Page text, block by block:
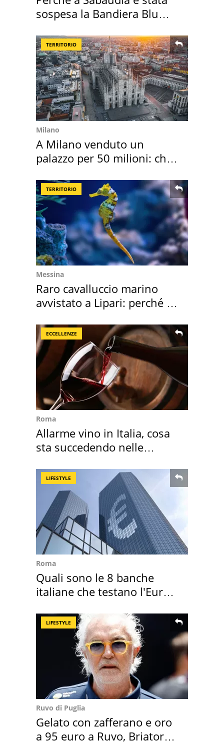
sospesa la Bandiera Blu
TERRITORIO
Milano
A Milano venduto un
palazzo per 50 milioni: chi
TERRITORIO
Messina
Raro cavalluccio marino
avvistato a Lipari: perché è
ECCELLENZE
Roma
Allarme vino in Italia, cosa
sta succedendo nelle
LIFESTYLE
Roma
Quali sono le 8 banche
italiane che testano l'Euro
LIFESTYLE
Ruvo di Puglia
Gelato con zafferano e oro
a 95 euro a Ruvo, Briatore